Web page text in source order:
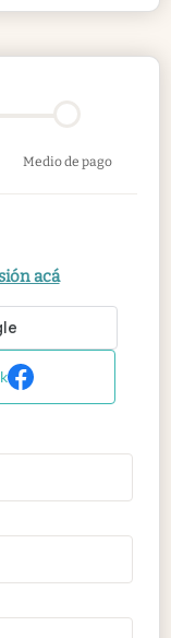
Medio de pago
acá